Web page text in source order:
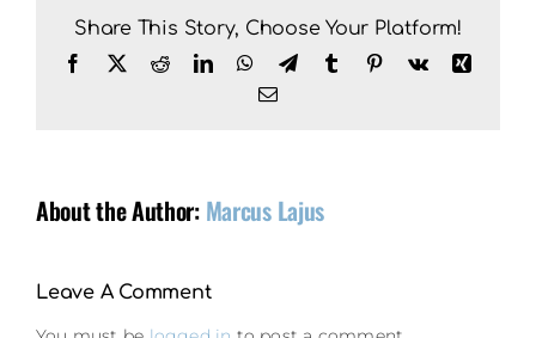
Share This Story, Choose Your Platform!
Facebook
X RedditLinkedInWhatsApp
TelegramTumblr Pinterest
Vk
Xing
Email
About the Author: Marcus Lajus
Leave A Comment